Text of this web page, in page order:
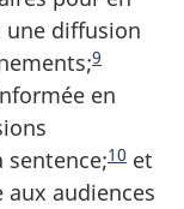
diffusion
9
en
sentence;10 et
audiences